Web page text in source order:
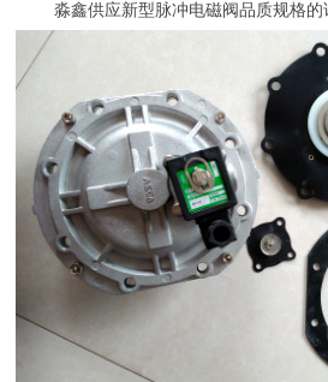
淼鑫供应新型脉冲电磁阀品质规格的